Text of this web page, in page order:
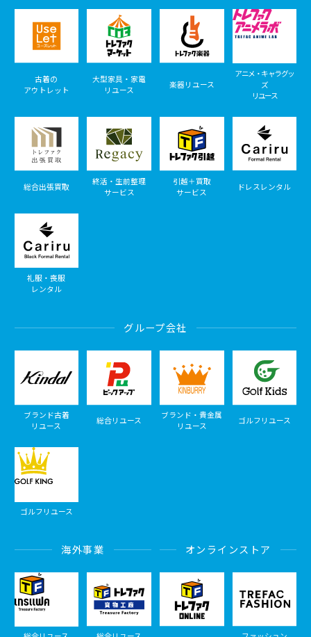
古着の
アウトレット
大型家具・家電
リユース
楽器リユース
アニメ・キャラグッ
ズ
リユース
総合出張買取
終活・生前整理
サービス
引越＋買取
サービス
ドレスレンタル
礼服・喪服
レンタル
グループ会社
ブランド古着
リユース
総合リユース
ブランド・貴金属
リユース
ゴルフリユース
ゴルフリユース
海外事業 オンラインストア